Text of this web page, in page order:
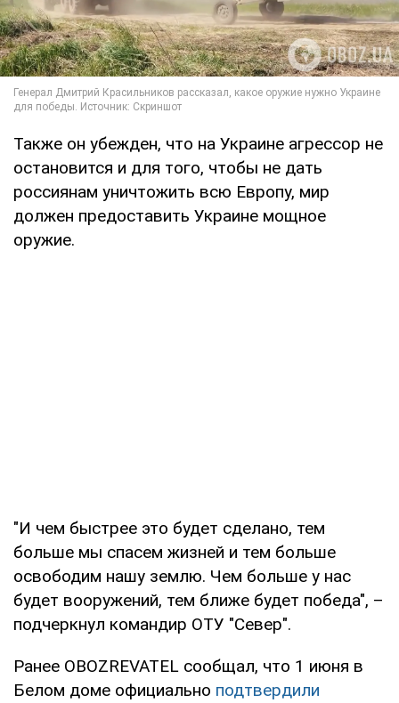
Также он убежден, что на Украине агрессор не
остановится и для того, чтобы не дать
россиянам уничтожить всю Европу, мир
должен предоставить Украине мощное
оружие.
"И чем быстрее это будет сделано, тем
больше мы спасем жизней и тем больше
освободим нашу землю. Чем больше у нас
будет вооружений, тем ближе будет победа", –
подчеркнул командир ОТУ "Север".
Ранее OBOZREVATEL сообщал, что 1 июня в
Белом доме официально подтвердили